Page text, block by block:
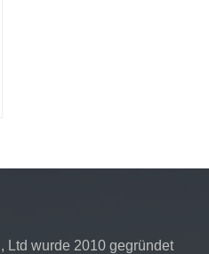
Ltd wurde 2010 gegründet